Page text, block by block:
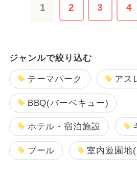
1 2 3 4
ジャンルで絞り込む
テーマパーク アス
BBQ(バーベキュー)
ホテル・宿泊施設
プール 室内遊園地